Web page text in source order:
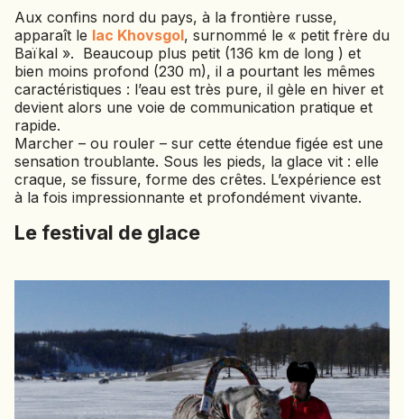
MEXIQUE
MONGOLIE
MONTÉNÉGRO
NAMIBIE
NÉPAL
NICARAGUA
OMAN
OUGANDA
RÉUNION
ROUMANIE
RWANDA
Aux confins nord du pays, à la frontière russe,
apparaît le lac Khovsgol, surnommé le « petit frère du
Baïkal ». Beaucoup plus petit (136 km de long ) et
bien moins profond (230 m), il a pourtant les mêmes
caractéristiques : l’eau est très pure, il gèle en hiver et
devient alors une voie de communication pratique et
rapide.
Marcher – ou rouler – sur cette étendue figée est une
sensation troublante. Sous les pieds, la glace vit : elle
craque, se fissure, forme des crêtes. L’expérience est
à la fois impressionnante et profondément vivante.
Le festival de glace